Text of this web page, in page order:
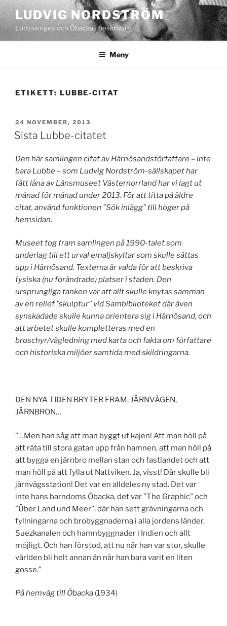
Hoppa
till
innehåll
LUDVIG NORDSTRÖM
Lortsveriges och Öbackas beskrivare
Meny
ETIKETT: LUBBE-CITAT
PUBLICERAT
24 NOVEMBER, 2013
Sista Lubbe-citatet
Den här samlingen citat av Härnösandsförfattare – inte
bara Lubbe – som Ludvig Nordström-sällskapet har
fått låna av Länsmuseet Västernorrland har vi lagt ut
månad för månad under 2013. För att titta på äldre
citat, använd funktionen ”Sök inlägg” till höger på
hemsidan.
Museet tog fram samlingen på 1990-talet som
underlag till ett urval emaljskyltar som skulle sättas
upp i Härnösand. Texterna är valda för att beskriva
fysiska (nu förändrade) platser i staden. Den
ursprungliga tanken var att allt skulle knytas samman
av en relief ”skulptur” vid Sambiblioteket där även
synskadade skulle kunna orientera sig i Härnösand, och
att arbetet skulle kompletteras med en
broschyr/vägledning med karta och fakta om författare
och historiska miljöer samtida med skildringarna.
DEN NYA TIDEN BRYTER FRAM, JÄRNVÄGEN,
JÄRNBRON…
”…Men han såg att man byggt ut kajen! Att man höll på
att räta till stora gatan upp från hamnen, att man höll på
att bygga en järnbro mellan stan och fastlandet och att
man höll på att fylla ut Nattviken. Ja, visst! Där skulle bli
järnvägsstation! Det var en alldeles ny stad. Det var
inte hans barndoms Öbacka, det var ”The Graphic” och
”Über Land und Meer”, där han sett grävningarna och
fyllningarna och brobyggnaderna i alla jordens länder.
Suezkanalen och hamnbyggnader i Indien och allt
möjligt. Och han förstod, att nu när han var stor, skulle
världen bli helt annan än när han bara varit en liten
gosse.”
På hemväg till Öbacka (1934)